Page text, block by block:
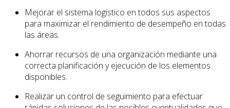
Mejorar el sistema logístico en todos sus aspectos
para maximizar el rendimiento de desempeño en todas
las áreas.
Ahorrar recursos de una organización mediante una
correcta planificación y ejecución de los elementos
disponibles.
Realizar un control de seguimiento para efectuar